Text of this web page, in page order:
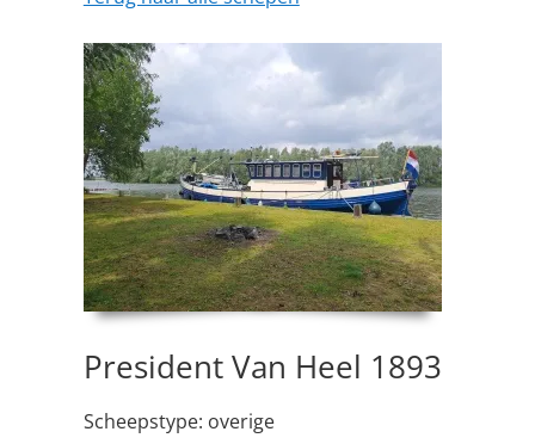
President Van Heel 1893
Scheepstype: overige